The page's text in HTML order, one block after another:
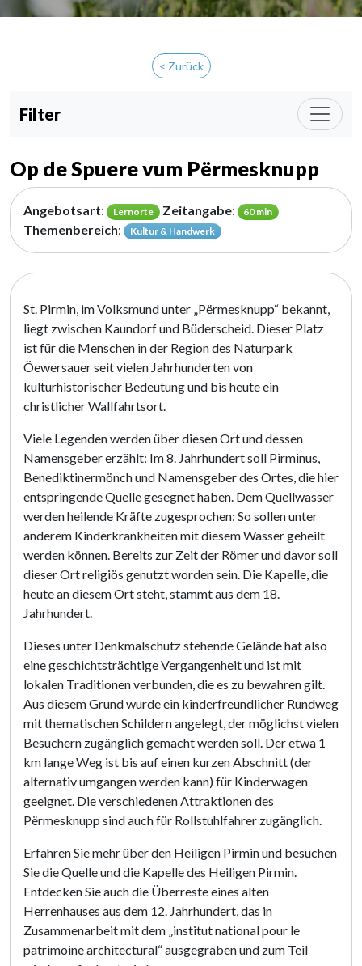
< Zurück
Filter
Op de Spuere vum Përmesknupp
Angebotsart: Lernorte Zeitangabe: 60 min
Themenbereich: Kultur & Handwerk
St. Pirmin, im Volksmund unter „Përmesknupp“ bekannt,
liegt zwischen Kaundorf und Büderscheid. Dieser Platz
ist für die Menschen in der Region des Naturpark
Öewersauer seit vielen Jahrhunderten von
kulturhistorischer Bedeutung und bis heute ein
christlicher Wallfahrtsort.
Viele Legenden werden über diesen Ort und dessen
Namensgeber erzählt: Im 8. Jahrhundert soll Pirminus,
Benediktinermönch und Namensgeber des Ortes, die hier
entspringende Quelle gesegnet haben. Dem Quellwasser
werden heilende Kräfte zugesprochen: So sollen unter
anderem Kinderkrankheiten mit diesem Wasser geheilt
werden können. Bereits zur Zeit der Römer und davor soll
dieser Ort religiös genutzt worden sein. Die Kapelle, die
heute an diesem Ort steht, stammt aus dem 18.
Jahrhundert.
Dieses unter Denkmalschutz stehende Gelände hat also
eine geschichtsträchtige Vergangenheit und ist mit
lokalen Traditionen verbunden, die es zu bewahren gilt.
Aus diesem Grund wurde ein kinderfreundlicher Rundweg
mit thematischen Schildern angelegt, der möglichst vielen
Besuchern zugänglich gemacht werden soll. Der etwa 1
km lange Weg ist bis auf einen kurzen Abschnitt (der
alternativ umgangen werden kann) für Kinderwagen
geeignet. Die verschiedenen Attraktionen des
Përmesknupp sind auch für Rollstuhlfahrer zugänglich.
Erfahren Sie mehr über den Heiligen Pirmin und besuchen
Sie die Quelle und die Kapelle des Heiligen Pirmin.
Entdecken Sie auch die Überreste eines alten
Herrenhauses aus dem 12. Jahrhundert, das in
Zusammenarbeit mit dem „institut national pour le
patrimoine architectural“ ausgegraben und zum Teil